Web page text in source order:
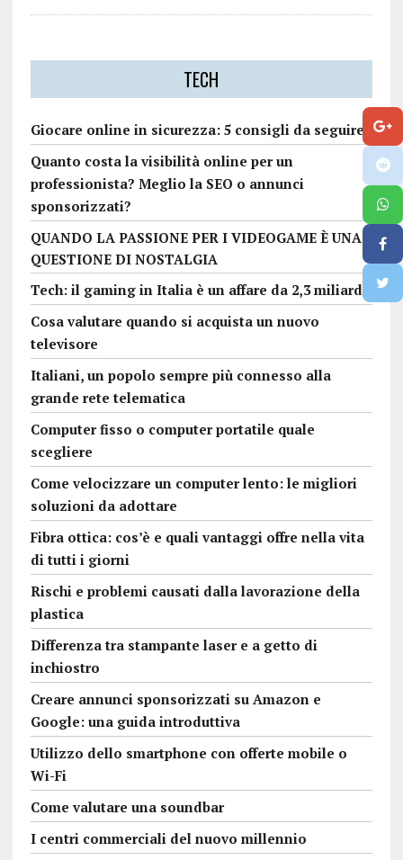
TECH
Giocare online in sicurezza: 5 consigli da seguire
Quanto costa la visibilità online per un
professionista? Meglio la SEO o annunci
sponsorizzati?
QUANDO LA PASSIONE PER I VIDEOGAME È UNA
QUESTIONE DI NOSTALGIA
Tech: il gaming in Italia è un affare da 2,3 miliardi
Cosa valutare quando si acquista un nuovo
televisore
Italiani, un popolo sempre più connesso alla
grande rete telematica
Computer fisso o computer portatile quale
scegliere
Come velocizzare un computer lento: le migliori
soluzioni da adottare
Fibra ottica: cos’è e quali vantaggi offre nella vita
di tutti i giorni
Rischi e problemi causati dalla lavorazione della
plastica
Differenza tra stampante laser e a getto di
inchiostro
Creare annunci sponsorizzati su Amazon e
Google: una guida introduttiva
Utilizzo dello smartphone con offerte mobile o
Wi-Fi
Come valutare una soundbar
I centri commerciali del nuovo millennio